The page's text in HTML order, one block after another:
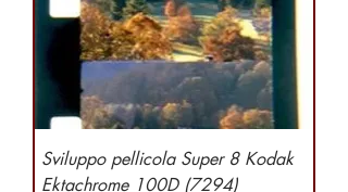
Sviluppo pellicola Super 8 Kodak
Ektachrome 100D (7294)